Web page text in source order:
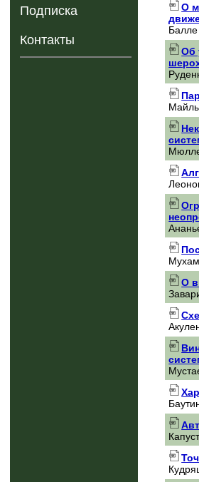
Подписка
Контакты
О
Об
О